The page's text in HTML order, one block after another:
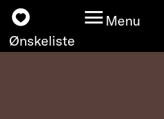
Ønskeliste
Menu